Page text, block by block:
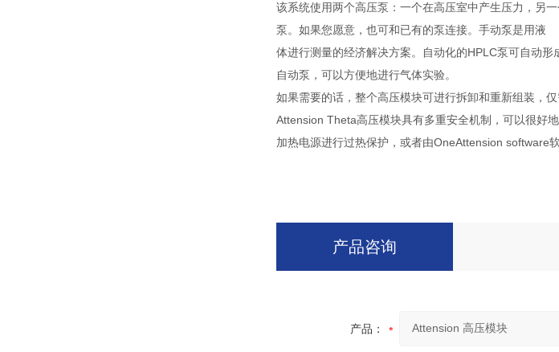
该系统使用两个高压泵：一个在高压室中产生压力，另
泵。如果您愿意，也可和已有的泵连接。手动泵是用液
体进行测量的经济解决方案。自动化的HPLC泵可自动
自动泵，可以方便地进行气体实验。
如果需要的话，整个高压模块可进行拆卸和重新组装，
Attension Theta高压模块具有多重安全机制，可以很好
加热电源进行过热保护，或者由OneAttension software
产品咨询
产品：